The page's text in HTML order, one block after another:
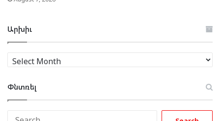
Արխիւ
Արխիւ
Փնտռել